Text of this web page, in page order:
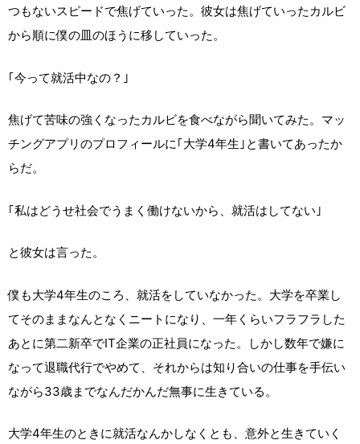
つもないスピードで焦げていった。彼女は焦げていったカルビ
から順に僕の皿のほうに移していった。
｢今って就活中なの？｣
焦げて苦味の強くなったカルビを食べながら聞いてみた。マッ
チングアプリのプロフィールに｢大学4年生｣と書いてあったか
らだ。
｢私はどうせ社会でうまく働けないから、就活はしてない｣
と彼女は言った。
僕も大学4年生のころ、就活をしていなかった。大学を卒業し
てそのままなんとなくニートになり、一年くらいフラフラした
あとに第二新卒でIT企業の正社員になった。しかし数年で嫌に
なって退職代行でやめて、それからは知り合いの仕事を手伝い
ながら33歳までなんだかんだ無事に生きている。
大学4年生のときに就活なんかしなくとも、意外と生きていく